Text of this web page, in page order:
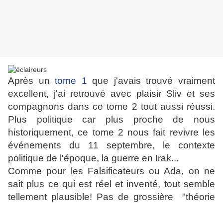
Après untome 1que j'avais trouvé vraiment
excellent, j'ai retrouvé avec plaisir Sliv et ses
compagnons dans ce tome 2 tout aussi réussi.
Plus politique car plus proche de nous
historiquement, ce tome 2 nous fait revivre les
événements du 11 septembre, le contexte
politique de l'époque, la guerre en Irak...
Comme pour les Falsificateurs ou Ada, on ne
sait plus ce qui est réel et inventé, tout semble
tellement plausible! Pas de grossière "théorie